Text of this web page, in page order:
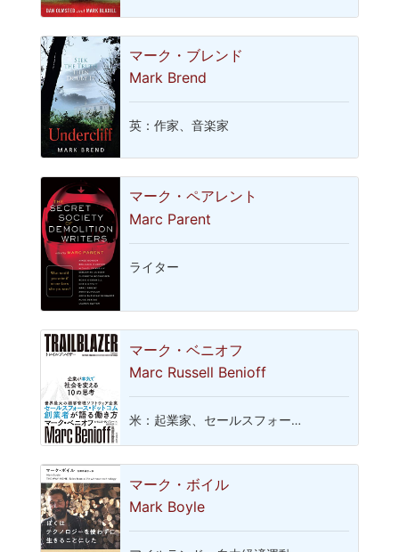
マーク・ブレンド
Mark Brend
英：作家、音楽家
マーク・ペアレント
Marc Parent
ライター
マーク・ベニオフ
Marc Russell Benioff
米：起業家、セールスフォー…
マーク・ボイル
Mark Boyle